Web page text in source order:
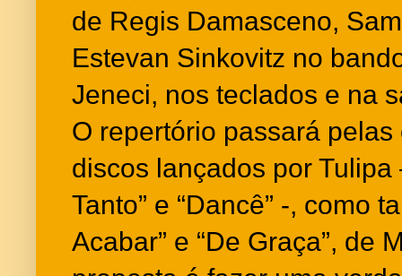
de Regis Damasceno,
Estevan Sinkovitz no
Jeneci, nos teclados e na
O repertório passará
discos lançados por Tulipa
Tanto” e “Dancê” -, como
Acabar” e “De Graça”, de